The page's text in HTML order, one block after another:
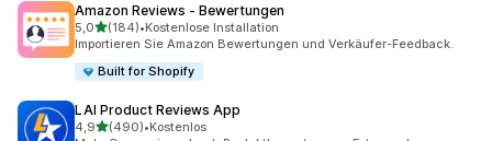
Amazon Reviews ‑ Bewertungen
5,0von 5 Sternen
(184)
184 Rezensionen insgesamt
•Kostenlose Installation
Importieren Sie Amazon Bewertungen und Verkäufer-Feedback.
Built for Shopify
LAI Product Reviews App
4,9von 5 Sternen
(490)
490 Rezensionen insgesamt
•Kostenlos